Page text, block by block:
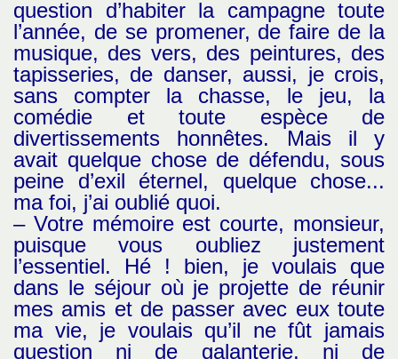
question d’habiter la campagne toute
l’année, de se promener, de faire de la
musique, des vers, des peintures, des
tapisseries, de danser, aussi, je crois,
sans compter la chasse, le jeu, la
comédie et toute espèce de
divertissements honnêtes. Mais il y
avait quelque chose de défendu, sous
peine d’exil éternel, quelque chose...
ma foi, j’ai oublié quoi.
– Votre mémoire est courte, monsieur,
puisque vous oubliez justement
l’essentiel. Hé ! bien, je voulais que
dans le séjour où je projette de réunir
mes amis et de passer avec eux toute
ma vie, je voulais qu’il ne fût jamais
question ni de galanterie, ni de